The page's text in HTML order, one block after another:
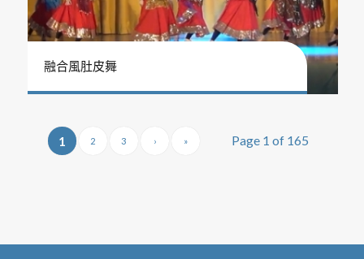
融合風肚皮舞
Page 1 of 165
1 2 3 › »